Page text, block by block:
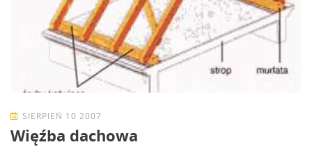
SIERPIEŃ 10 2007
Więźba dachowa